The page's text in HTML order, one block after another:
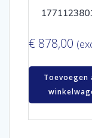
€ 878,00
Toevoegen